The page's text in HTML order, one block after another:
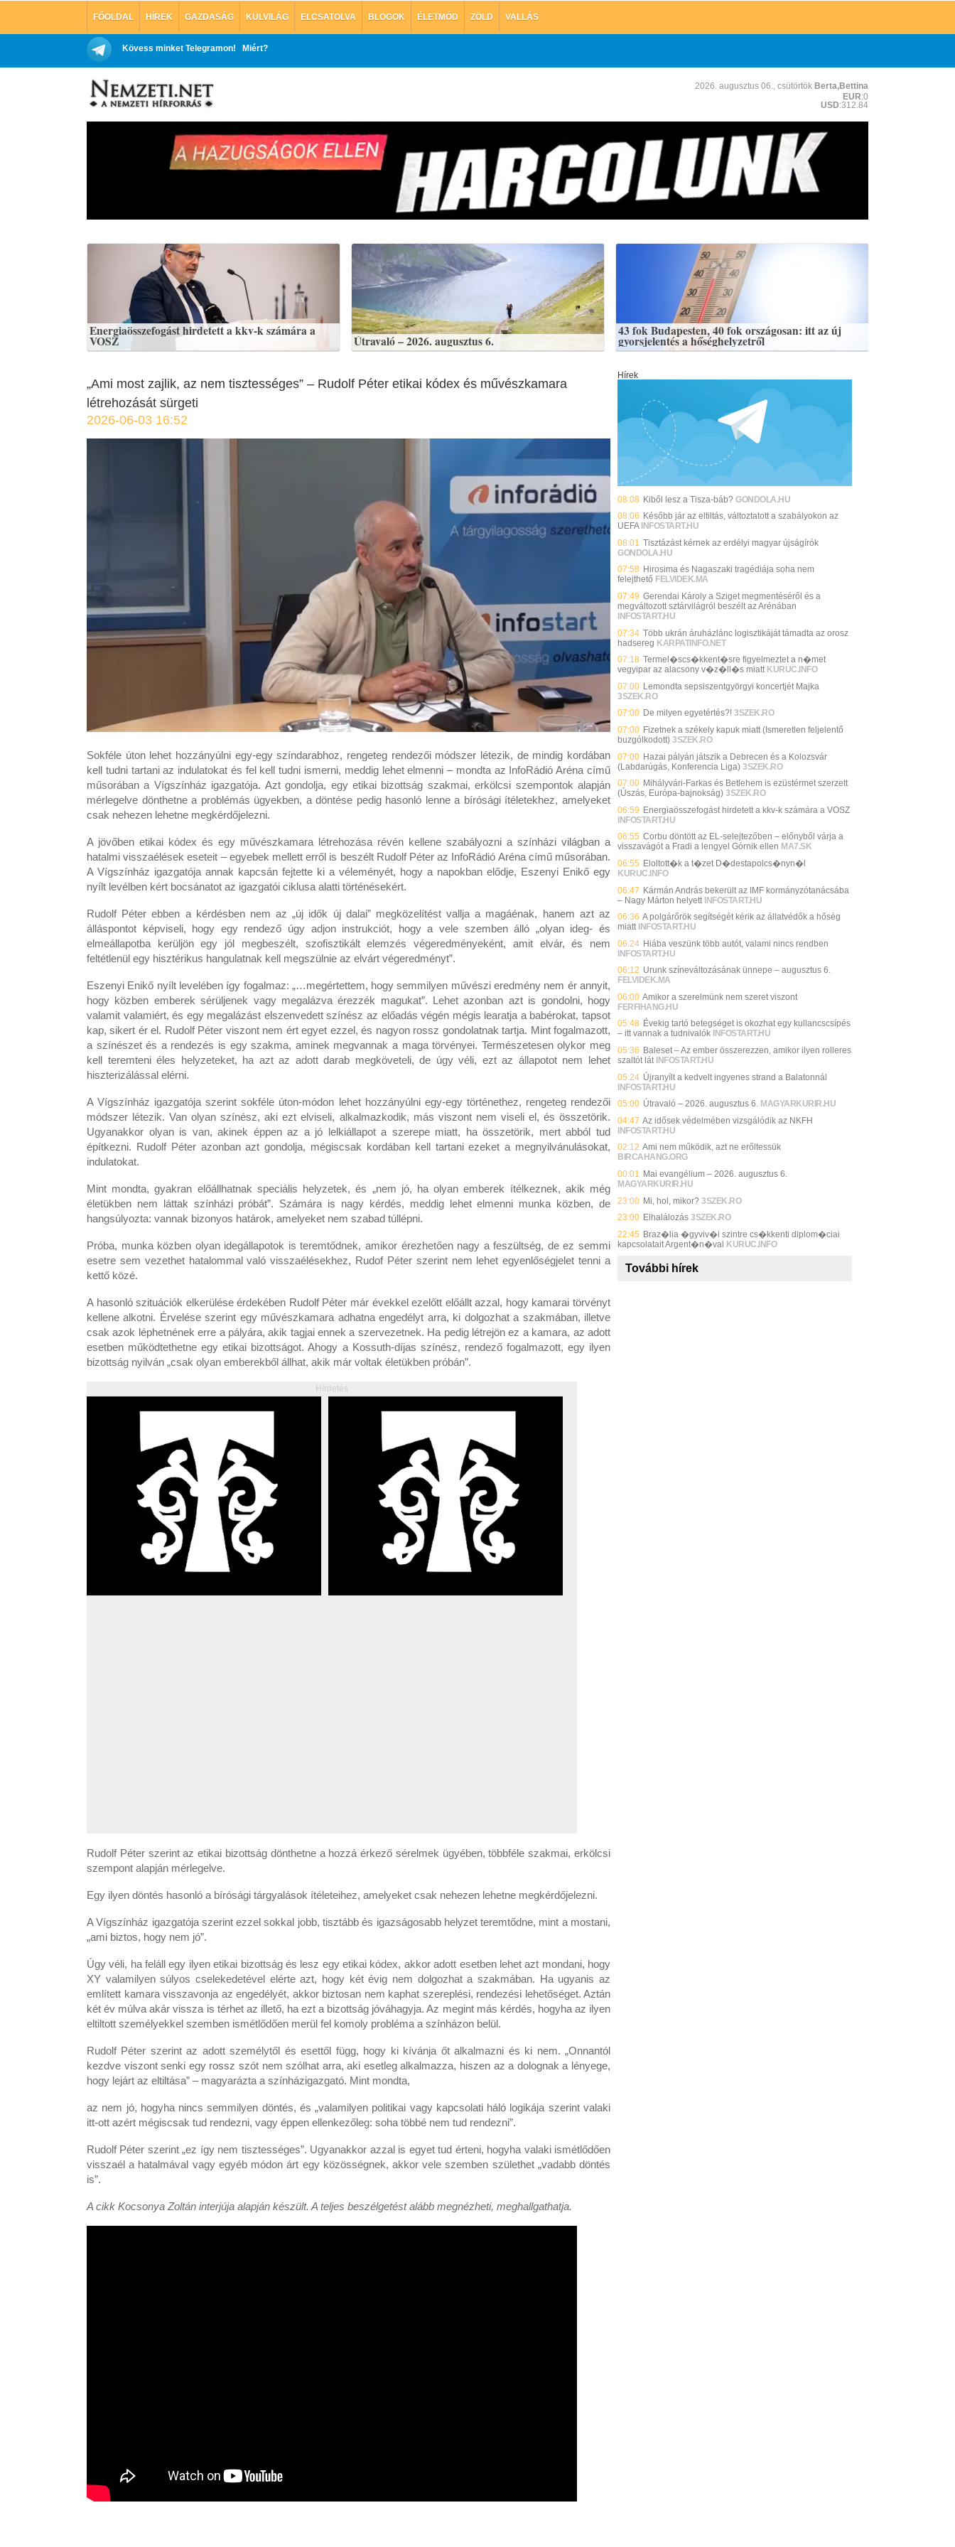
FŐOLDAL HÍREK GAZDASÁG KÜLVILÁG ELCSATOLVA BLOGOK ÉLETMÓD ZÖLD VALLÁS
Kövess minket Telegramon! Miért?
2026. augusztus 06., csütörtök Berta,Bettina
EUR:0
USD:312.84
Energiaösszefogást hirdetett a kkv-k számára a
VOSZ Útravaló – 2026. augusztus 6.
43 fok Budapesten, 40 fok országosan: itt az új
gyorsjelentés a hőséghelyzetről
„Ami most zajlik, az nem tisztességes” – Rudolf Péter etikai kódex és művészkamara
létrehozását sürgeti
2026-06-03 16:52
Sokféle úton lehet hozzányúlni egy-egy színdarabhoz, rengeteg rendezői módszer létezik, de mindig kordában
kell tudni tartani az indulatokat és fel kell tudni ismerni, meddig lehet elmenni – mondta az InfoRádió Aréna című
műsorában a Vígszínház igazgatója. Azt gondolja, egy etikai bizottság szakmai, erkölcsi szempontok alapján
mérlegelve dönthetne a problémás ügyekben, a döntése pedig hasonló lenne a bírósági ítéletekhez, amelyeket
csak nehezen lehetne megkérdőjelezni.
A jövőben etikai kódex és egy művészkamara létrehozása révén kellene szabályozni a színházi világban a
hatalmi visszaélések eseteit – egyebek mellett erről is beszélt Rudolf Péter az InfoRádió Aréna című műsorában.
A Vígszínház igazgatója annak kapcsán fejtette ki a véleményét, hogy a napokban elődje, Eszenyi Enikő egy
nyílt levélben kért bocsánatot az igazgatói ciklusa alatti történésekért.
Rudolf Péter ebben a kérdésben nem az „új idők új dalai” megközelítést vallja a magáénak, hanem azt az
álláspontot képviseli, hogy egy rendező úgy adjon instrukciót, hogy a vele szemben álló „olyan ideg- és
elmeállapotba kerüljön egy jól megbeszélt, szofisztikált elemzés végeredményeként, amit elvár, és nem
feltétlenül egy hisztérikus hangulatnak kell megszülnie az elvárt végeredményt”.
Eszenyi Enikő nyílt levelében így fogalmaz: „…megértettem, hogy semmilyen művészi eredmény nem ér annyit,
hogy közben emberek sérüljenek vagy megalázva érezzék magukat”. Lehet azonban azt is gondolni, hogy
valamit valamiért, és egy megalázást elszenvedett színész az előadás végén mégis learatja a babérokat, tapsot
kap, sikert ér el. Rudolf Péter viszont nem ért egyet ezzel, és nagyon rossz gondolatnak tartja. Mint fogalmazott,
a színészet és a rendezés is egy szakma, aminek megvannak a maga törvényei. Természetesen olykor meg
kell teremteni éles helyzeteket, ha azt az adott darab megköveteli, de úgy véli, ezt az állapotot nem lehet
hiszterizálással elérni.
A Vígszínház igazgatója szerint sokféle úton-módon lehet hozzányúlni egy-egy történethez, rengeteg rendezői
módszer létezik. Van olyan színész, aki ezt elviseli, alkalmazkodik, más viszont nem viseli el, és összetörik.
Ugyanakkor olyan is van, akinek éppen az a jó lelkiállapot a szerepe miatt, ha összetörik, mert abból tud
építkezni. Rudolf Péter azonban azt gondolja, mégiscsak kordában kell tartani ezeket a megnyilvánulásokat,
indulatokat.
Mint mondta, gyakran előállhatnak speciális helyzetek, és „nem jó, ha olyan emberek ítélkeznek, akik még
életükben nem láttak színházi próbát”. Számára is nagy kérdés, meddig lehet elmenni munka közben, de
hangsúlyozta: vannak bizonyos határok, amelyeket nem szabad túllépni.
Próba, munka közben olyan idegállapotok is teremtődnek, amikor érezhetően nagy a feszültség, de ez semmi
esetre sem vezethet hatalommal való visszaélésekhez, Rudof Péter szerint nem lehet egyenlőségjelet tenni a
kettő közé.
A hasonló szituációk elkerülése érdekében Rudolf Péter már évekkel ezelőtt előállt azzal, hogy kamarai törvényt
kellene alkotni. Érvelése szerint egy művészkamara adhatna engedélyt arra, ki dolgozhat a szakmában, illetve
csak azok léphetnének erre a pályára, akik tagjai ennek a szervezetnek. Ha pedig létrejön ez a kamara, az adott
esetben működtethetne egy etikai bizottságot. Ahogy a Kossuth-díjas színész, rendező fogalmazott, egy ilyen
bizottság nyilván „csak olyan emberekből állhat, akik már voltak életükben próbán”.
Hírdetés
Rudolf Péter szerint az etikai bizottság dönthetne a hozzá érkező sérelmek ügyében, többféle szakmai, erkölcsi
szempont alapján mérlegelve.
Egy ilyen döntés hasonló a bírósági tárgyalások ítéleteihez, amelyeket csak nehezen lehetne megkérdőjelezni.
A Vígszínház igazgatója szerint ezzel sokkal jobb, tisztább és igazságosabb helyzet teremtődne, mint a mostani,
„ami biztos, hogy nem jó”.
Úgy véli, ha feláll egy ilyen etikai bizottság és lesz egy etikai kódex, akkor adott esetben lehet azt mondani, hogy
XY valamilyen súlyos cselekedetével elérte azt, hogy két évig nem dolgozhat a szakmában. Ha ugyanis az
említett kamara visszavonja az engedélyét, akkor biztosan nem kaphat szereplési, rendezési lehetőséget. Aztán
két év múlva akár vissza is térhet az illető, ha ezt a bizottság jóváhagyja. Az megint más kérdés, hogyha az ilyen
eltiltott személyekkel szemben ismétlődően merül fel komoly probléma a színházon belül.
Rudolf Péter szerint az adott személytől és esettől függ, hogy ki kívánja őt alkalmazni és ki nem. „Onnantól
kezdve viszont senki egy rossz szót nem szólhat arra, aki esetleg alkalmazza, hiszen az a dolognak a lényege,
hogy lejárt az eltiltása” – magyarázta a színházigazgató. Mint mondta,
az nem jó, hogyha nincs semmilyen döntés, és „valamilyen politikai vagy kapcsolati háló logikája szerint valaki
itt-ott azért mégiscsak tud rendezni, vagy éppen ellenkezőleg: soha többé nem tud rendezni”.
Rudolf Péter szerint „ez így nem tisztességes”. Ugyanakkor azzal is egyet tud érteni, hogyha valaki ismétlődően
visszaél a hatalmával vagy egyéb módon árt egy közösségnek, akkor vele szemben születhet „vadabb döntés
is”.
A cikk Kocsonya Zoltán interjúja alapján készült. A teljes beszélgetést alább megnézheti, meghallgathatja.
Hírek
08:08 Kiből lesz a Tisza-báb? GONDOLA.HU
08:06 Később jár az eltiltás, változtatott a szabályokon az
UEFA INFOSTART.HU
08:01 Tisztázást kérnek az erdélyi magyar újságírók
GONDOLA.HU
07:58 Hirosima és Nagaszaki tragédiája soha nem
felejthető FELVIDEK.MA
07:49 Gerendai Károly a Sziget megmentéséről és a
megváltozott sztárvilágról beszélt az Arénában
INFOSTART.HU
07:34 Több ukrán áruházlánc logisztikáját támadta az orosz
hadsereg KARPATINFO.NET
07:18 Termel�scs�kkent�sre figyelmeztet a n�met
vegyipar az alacsony v�z�ll�s miatt KURUC.INFO
07:00 Lemondta sepsiszentgyörgyi koncertjét Majka
3SZEK.RO
07:00 De milyen egyetértés?! 3SZEK.RO
07:00 Fizetnek a székely kapuk miatt (Ismeretlen feljelentő
buzgólkodott) 3SZEK.RO
07:00 Hazai pályán játszik a Debrecen és a Kolozsvár
(Labdarúgás, Konferencia Liga) 3SZEK.RO
07:00 Mihályvári-Farkas és Betlehem is ezüstérmet szerzett
(Úszás, Európa-bajnokság) 3SZEK.RO
06:59 Energiaösszefogást hirdetett a kkv-k számára a VOSZ
INFOSTART.HU
06:55 Corbu döntött az EL-selejtezőben – előnyből várja a
visszavágót a Fradi a lengyel Górnik ellen MA7.SK
06:55 Eloltott�k a t�zet D�destapolcs�nyn�l
KURUC.INFO
06:47 Kármán András bekerült az IMF kormányzótanácsába
– Nagy Márton helyett INFOSTART.HU
06:36 A polgárőrök segítségét kérik az állatvédők a hőség
miatt INFOSTART.HU
06:24 Hiába veszünk több autót, valami nincs rendben
INFOSTART.HU
06:12 Urunk színeváltozásának ünnepe – augusztus 6.
FELVIDEK.MA
06:00 Amikor a szerelmünk nem szeret viszont
FERFIHANG.HU
05:48 Évekig tartó betegséget is okozhat egy kullancscsípés
– itt vannak a tudnivalók INFOSTART.HU
05:36 Baleset – Az ember összerezzen, amikor ilyen rolleres
szaltót lát INFOSTART.HU
05:24 Újranyílt a kedvelt ingyenes strand a Balatonnál
INFOSTART.HU
05:00 Útravaló – 2026. augusztus 6. MAGYARKURIR.HU
04:47 Az idősek védelmében vizsgálódik az NKFH
INFOSTART.HU
02:12 Ami nem működik, azt ne erőltessük
BIRCAHANG.ORG
00:01 Mai evangélium – 2026. augusztus 6.
MAGYARKURIR.HU
23:00 Mi, hol, mikor? 3SZEK.RO
23:00 Elhalálozás 3SZEK.RO
22:45 Braz�lia �gyviv�i szintre cs�kkenti diplom�ciai
kapcsolatait Argent�n�val KURUC.INFO
További hírek